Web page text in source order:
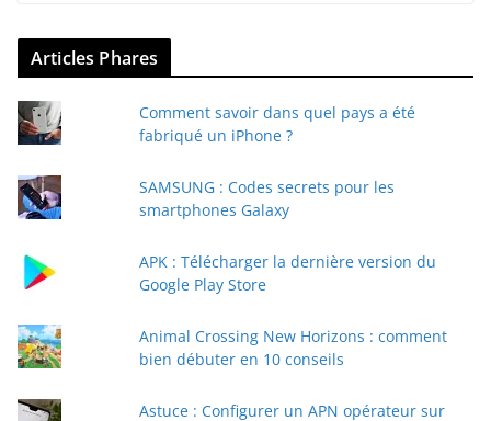
Articles Phares
Comment savoir dans quel pays a été
fabriqué un iPhone ?
SAMSUNG : Codes secrets pour les
smartphones Galaxy
APK : Télécharger la dernière version du
Google Play Store
Animal Crossing New Horizons : comment
bien débuter en 10 conseils
Astuce : Configurer un APN opérateur sur